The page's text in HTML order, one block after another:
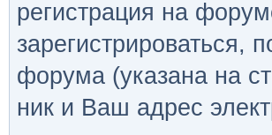
регистрация на
зарегистрироваться,
форума (указана на
ник и Ваш адрес